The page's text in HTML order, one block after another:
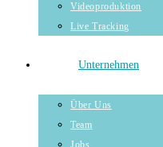
Videoproduktion
Live Tracking
Unternehmen
Über Uns
Team
Jobs